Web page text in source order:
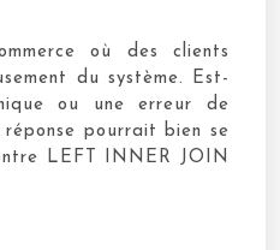
où des clients
du système. Est-
ou une erreur de
pourrait bien se
LEFT INNER JOIN